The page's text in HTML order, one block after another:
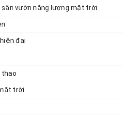
sân vườn năng lượng mặt trời
đại
thao
trời